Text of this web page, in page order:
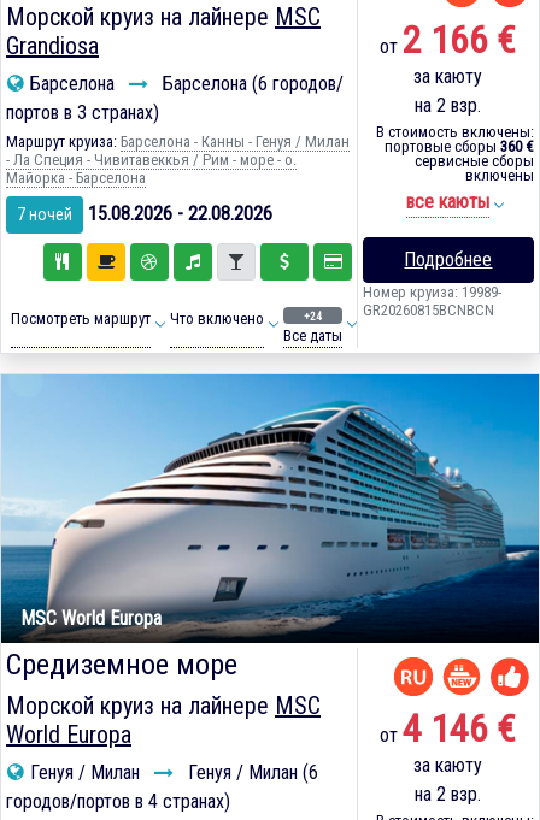
Морской круиз на лайнере MSC
Grandiosa
Барселона
Барселона (6 городов/
портов в 3 странах)
Маршрут круиза: Барселона - Канны - Генуя / Милан
- Ла Специя - Чивитавеккья / Рим - море - о.
Майорка - Барселона
7 ночей 15.08.2026 - 22.08.2026
Посмотреть маршрут Что включено +24
Все даты
от 2 166 €
за каюту
на 2 взр.
В стоимость включены:
портовые сборы 360 €
сервисные сборы
включены
все каюты
Подробнее
Номер круиза: 19989-
GR20260815BCNBCN
MSC World Europa
Средиземное море
Морской круиз на лайнере MSC
World Europa
Генуя / Милан
Генуя / Милан (6
городов/портов в 4 странах)
от4 146 €
за каюту
на 2 взр.